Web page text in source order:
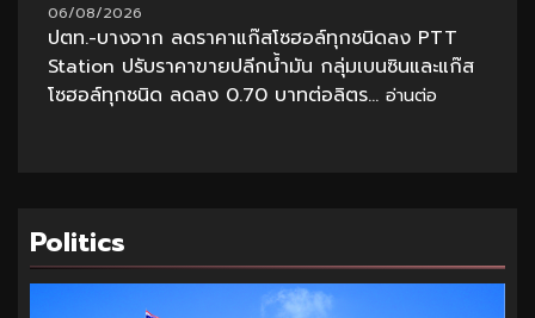
06/08/2026
ปตท.-บางจาก ลดราคาแก๊สโซฮอล์ทุกชนิดลง PTT
Station ปรับราคาขายปลีกน้ำมัน กลุ่มเบนซินและแก๊ส
โซฮอล์ทุกชนิด ลดลง 0.70 บาทต่อลิตร... อ่านต่อ
Politics